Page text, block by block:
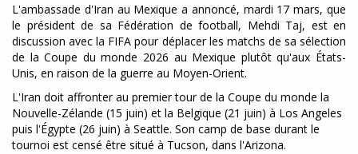
L'ambassade d'Iran au Mexique a annoncé, mardi 17 mars, que
le président de sa Fédération de football, Mehdi Taj, est en
discussion avec la FIFA pour déplacer les matchs de sa sélection
de la Coupe du monde 2026 au Mexique plutôt qu'aux États-
Unis, en raison de la guerre au Moyen-Orient.
L'Iran doit affronter au premier tour de la Coupe du monde la
Nouvelle-Zélande (15 juin) et la Belgique (21 juin) à Los Angeles
puis l'Égypte (26 juin) à Seattle. Son camp de base durant le
tournoi est censé être situé à Tucson, dans l'Arizona.